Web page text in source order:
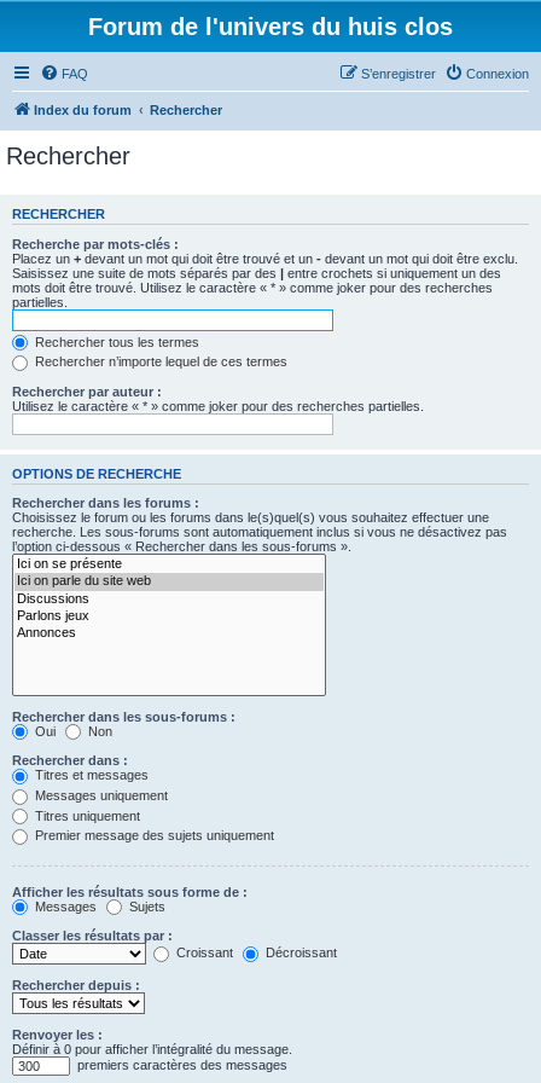
Forum de l'univers du huis clos
FAQ Connexion
S’enregistrer
Index du forum Rechercher
Rechercher
RECHERCHER
Recherche par mots-clés :
Placez un + devant un mot qui doit être trouvé et un - devant un mot qui doit être exclu.
Saisissez une suite de mots séparés par des | entre crochets si uniquement un des
mots doit être trouvé. Utilisez le caractère « * » comme joker pour des recherches
partielles.
Rechercher tous les termes
Rechercher n’importe lequel de ces termes
Rechercher par auteur :
Utilisez le caractère « * » comme joker pour des recherches partielles.
OPTIONS DE RECHERCHE
Rechercher dans les forums :
Choisissez le forum ou les forums dans le(s)quel(s) vous souhaitez effectuer une
recherche. Les sous-forums sont automatiquement inclus si vous ne désactivez pas
l’option ci-dessous « Rechercher dans les sous-forums ».
Rechercher dans les sous-forums :
Oui
Non
Rechercher dans :
Titres et messages
Messages uniquement
Titres uniquement
Premier message des sujets uniquement
Afficher les résultats sous forme de :
Messages
Sujets
Classer les résultats par :
Croissant
Décroissant
Rechercher depuis :
Renvoyer les :
Définir à 0 pour afficher l’intégralité du message.
premiers caractères des messages